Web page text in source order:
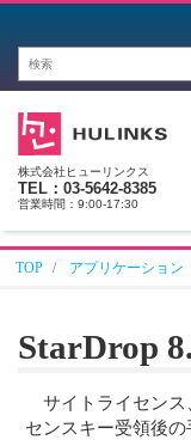
株式会社ヒューリンクス
TEL：03-5642-8385
営業時間：9:00-17:30
TOP アプリケーション
StarDrop
サイトライセン
センスキー受領後の